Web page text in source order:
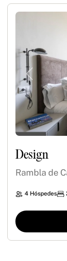
Previous
Design
Rambla de
4 Hóspedes